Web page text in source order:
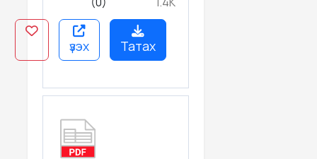
хангахад бүс нутгийн
хөгжлийг тууштай
хэрэгжүүлэхийг тухайн
улс орнуудын Засгийн
газруудын хүлээх үүрэг
гэж тодорхойлсон.
үзэх Татах